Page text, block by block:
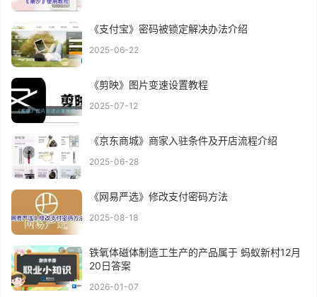
《支付宝》密码被锁定解决办法介绍
2025-06-22
《剪映》图片变速设置教程
2025-07-12
《京东商城》商家入驻条件及开店流程介绍
2025-06-28
《网易严选》修改支付密码方法
2025-08-18
铁氧体磁体制造工生产的产品属于 蚂蚁新村12月
20日答案
2026-01-07